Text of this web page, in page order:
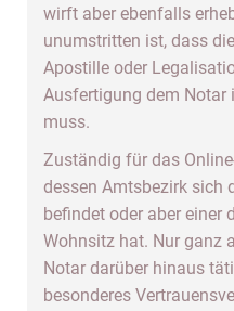
wirft aber ebenfalls
unumstritten ist, dass
Apostille oder
Ausfertigung dem Notar
muss.
Zuständig für das
dessen Amtsbezirk sich
befindet oder aber einer
Wohnsitz hat. Nur ganz
Notar darüber hinaus
besonderes